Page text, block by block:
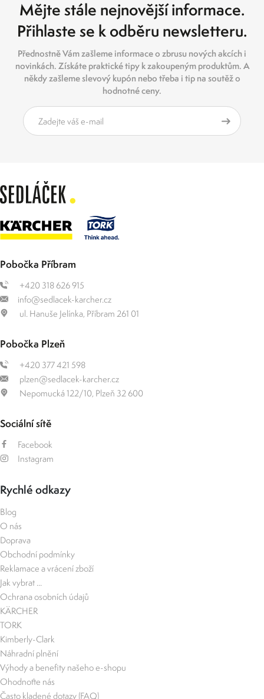
Mějte stále nejnovější informace.
Přihlaste se k odběru newsletteru.
Přednostně Vám zašleme informace o zbrusu nových akcích i
novinkách. Získáte praktické tipy k zakoupeným produktům. A
někdy zašleme slevový kupón nebo třeba i tip na soutěž o
hodnotné ceny.
Pobočka Příbram
+420 318 626 915
info@sedlacek-karcher.cz
ul. Hanuše Jelínka, Příbram 261 01
Pobočka Plzeň
+420 377 421 598
plzen@sedlacek-karcher.cz
Nepomucká 122/10, Plzeň 32 600
Sociální sítě
Facebook
Instagram
Rychlé odkazy
Blog
O nás
Doprava
Obchodní podmínky
Reklamace a vrácení zboží
Jak vybrat ...
Ochrana osobních údajů
KÄRCHER
TORK
Kimberly-Clark
Náhradní plnění
Výhody a benefity našeho e-shopu
Ohodnoťte nás
Často kladené dotazy (FAQ)